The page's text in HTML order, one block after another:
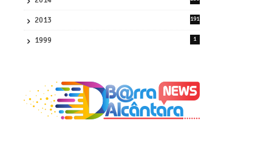
2013
191
1999 1